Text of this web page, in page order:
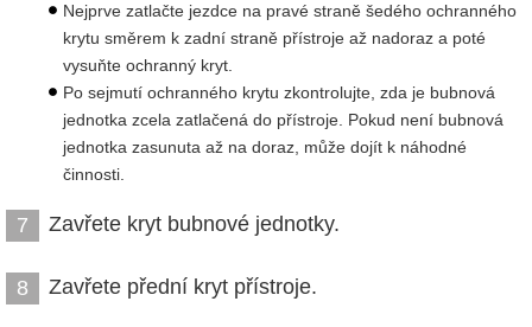
Nejprve zatlačte jezdce na pravé straně šedého ochranného
krytu směrem k zadní straně přístroje až nadoraz a poté
vysuňte ochranný kryt.
Po sejmutí ochranného krytu zkontrolujte, zda je bubnová
jednotka zcela zatlačená do přístroje. Pokud není bubnová
jednotka zasunuta až na doraz, může dojít k náhodné
činnosti.
7 Zavřete kryt bubnové jednotky.
8 Zavřete přední kryt přístroje.